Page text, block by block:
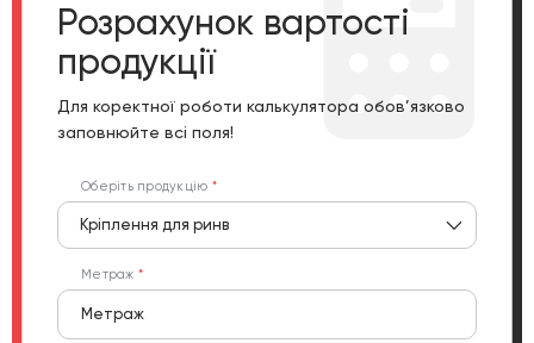
Розрахунок вартості
продукції
Для коректної роботи калькулятора обов’язково
заповнюйте всі поля!
Оберіть продукцію
Кріплення для ринв
Метраж